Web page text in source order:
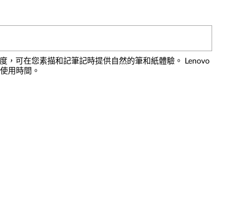
，可在您素描和記筆記時提供自然的筆和紙體驗。 Lenovo
用時間。